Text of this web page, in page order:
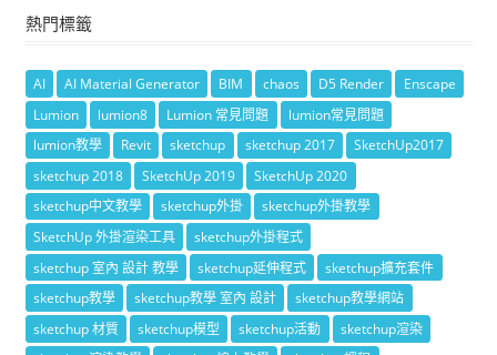
熱門標籤
AI AI Material Generator BIM chaos D5 Render
Enscape
Lumion
lumion8 Lumion 常見問題
lumion常見問題
lumion教學
Revit sketchup sketchup 2017
SketchUp2017
sketchup 2018
SketchUp 2019
SketchUp 2020
sketchup中文教學
sketchup外掛
sketchup外掛教學
SketchUp 外掛渲染工具
sketchup外掛程式
sketchup 室內 設計 教學
sketchup延伸程式
sketchup擴充套件
sketchup教學
sketchup教學 室內 設計
sketchup教學網站
sketchup 材質
sketchup模型 sketchup活動
sketchup渲染